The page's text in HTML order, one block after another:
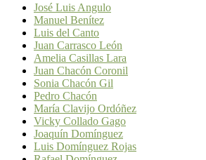
José Luis Angulo
Manuel Benítez
Luis del Canto
Juan Carrasco León
Amelia Casillas Lara
Juan Chacón Coronil
Sonia Chacón Gil
Pedro Chacón
María Clavijo Ordóñez
Vicky Collado Gago
Joaquín Domínguez
Luis Domínguez Rojas